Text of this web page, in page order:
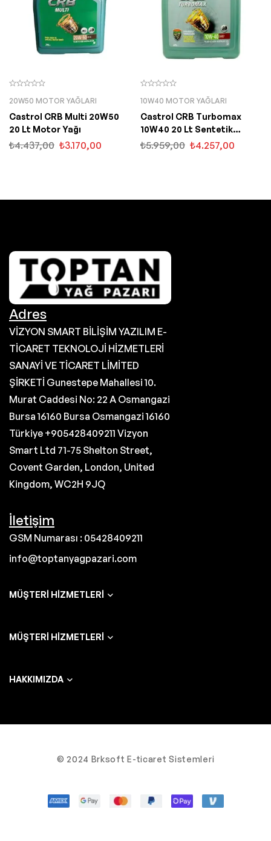
20W50 MOTOR YAĞLARI
Castrol CRB Multi 20W50
20 Lt Motor Yağı
₺4.437,00 ₺3.170,00
10W40 MOTOR YAĞLARI
Castrol CRB Turbomax
10W40 20 Lt Sentetik
Motor Yağı
₺5.959,00 ₺4.257,00
Adres
VİZYON SMART BİLİŞİM YAZILIM E-
TİCARET TEKNOLOJİ HİZMETLERİ
SANAYİ VE TİCARET LİMİTED
ŞİRKETİ Gunestepe Mahallesi 10.
Murat Caddesi No: 22 A Osmangazi
Bursa 16160 Bursa Osmangazi 16160
Türkiye +905428409211 Vizyon
Smart Ltd 71-75 Shelton Street,
Covent Garden, London, United
Kingdom, WC2H 9JQ
İletişim
GSM Numarası : 05428409211
info@toptanyagpazari.com
MÜŞTERI HIZMETLERI
MÜŞTERI HIZMETLERI
HAKKIMIZDA
© 2024 Brksoft E-ticaret Sistemleri